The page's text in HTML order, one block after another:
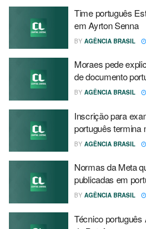
Time português
em Ayrton Senna
BY AGÊNCIA BRASIL
Moraes pede
de documento
BY AGÊNCIA BRASIL
Inscrição para
português termina
BY AGÊNCIA BRASIL
Normas da Meta
publicadas em
BY AGÊNCIA BRASIL
Técnico